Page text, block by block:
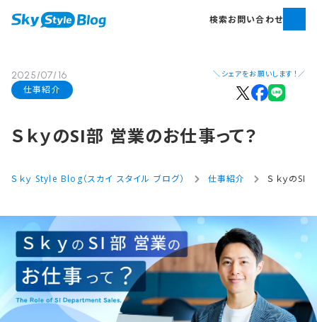
検索お問い合わせ
仕事紹介
2025/07/16 ＼シェアをお願いします！／
Ｓｋｙの​SI部​ 営業の​お仕事って？
Ｓｋｙ Style Blog（スカイ スタイル ブログ） 仕事紹介 ＳｋｙのSI